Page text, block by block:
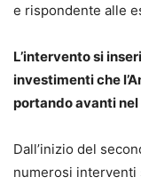
e rispondente alle
L’intervento si
investimenti che
portando avanti
Dall’inizio del
numerosi